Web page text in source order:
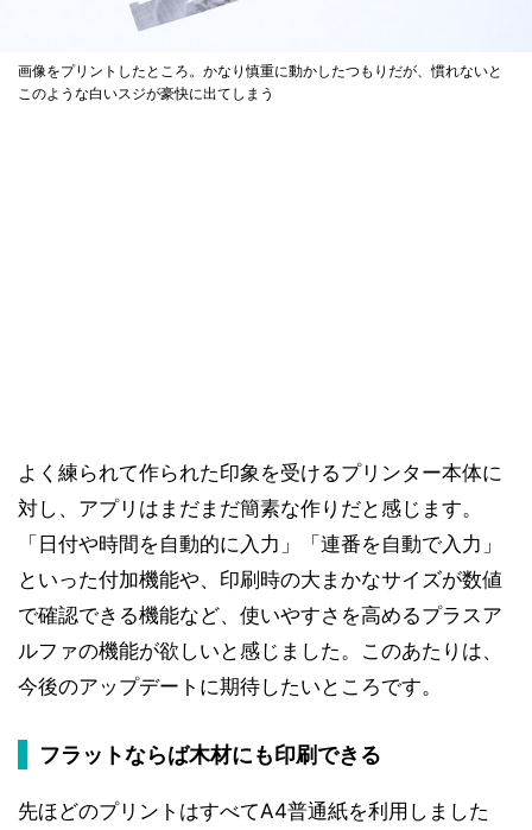
画像をプリントしたところ。かなり慎重に動かしたつもりだが、慣れないと
このような白いスジが豪快に出てしまう
よく練られて作られた印象を受けるプリンター本体に
対し、アプリはまだまだ簡素な作りだと感じます。
「日付や時間を自動的に入力」「連番を自動で入力」
といった付加機能や、印刷時の大まかなサイズが数値
で確認できる機能など、使いやすさを高めるプラスア
ルファの機能が欲しいと感じました。このあたりは、
今後のアップデートに期待したいところです。
フラットならば木材にも印刷できる
先ほどのプリントはすべてA4普通紙を利用しました